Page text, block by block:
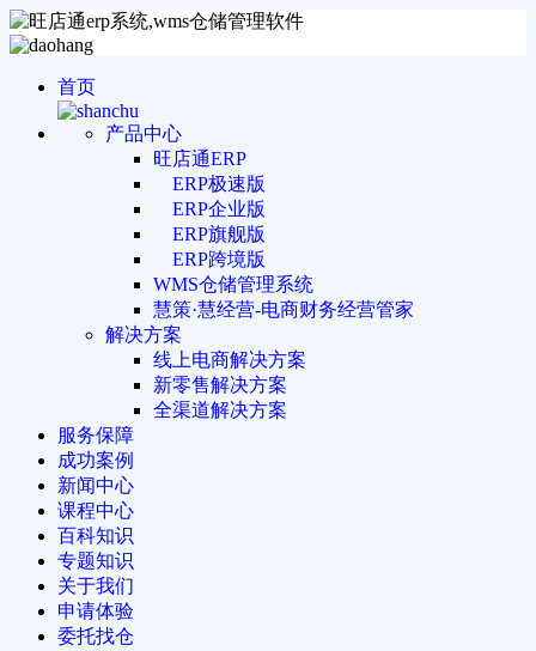
首页
产品中心
旺店通ERP
ERP极速版
ERP企业版
ERP旗舰版
ERP跨境版
WMS仓储管理系统
慧策·慧经营-电商财务经营管家
解决方案
线上电商解决方案
新零售解决方案
全渠道解决方案
服务保障
成功案例
新闻中心
课程中心
百科知识
专题知识
关于我们
申请体验
委托找仓